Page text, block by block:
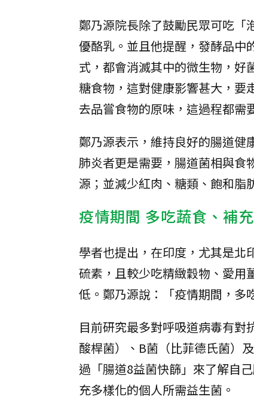
鄭乃源院長除了鼓勵民眾可吃「
優酪乳。並且他提醒，發酵品中
式，都會消滅其中的微生物，好
糖食物，這對健康影響甚大，要
去品嘗食物的原味，這過程都需
鄭乃源表示，維持良好的腸道健
肺炎者更是需要，腸道菌相與食
源；並減少紅肉、糖類、飽和脂
疫情期間 多吃蔬食、補
學者也提出，在印度，尤其是北
硫素，且較少吃精緻穀物、愛用
低。鄭乃源說：「疫情期間，多
目前研究最多對呼吸道病毒有對
酸桿菌）、B菌（比菲德氏菌）
過「腸道8益菌快篩」來了解自
充多樣化的個人所需益生菌。